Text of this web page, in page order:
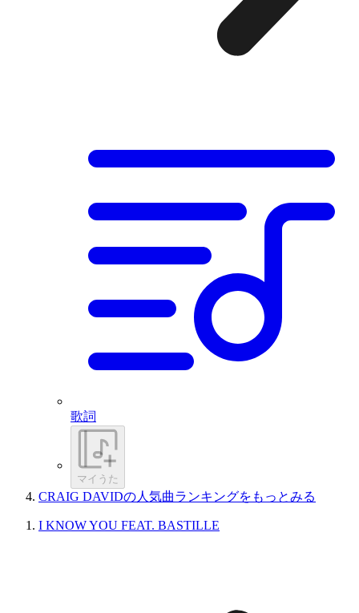
歌詞
マイうた
CRAIG DAVIDの人気曲ランキングをもっとみる
I KNOW YOU FEAT. BASTILLE